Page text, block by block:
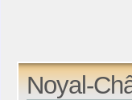
Noyal-